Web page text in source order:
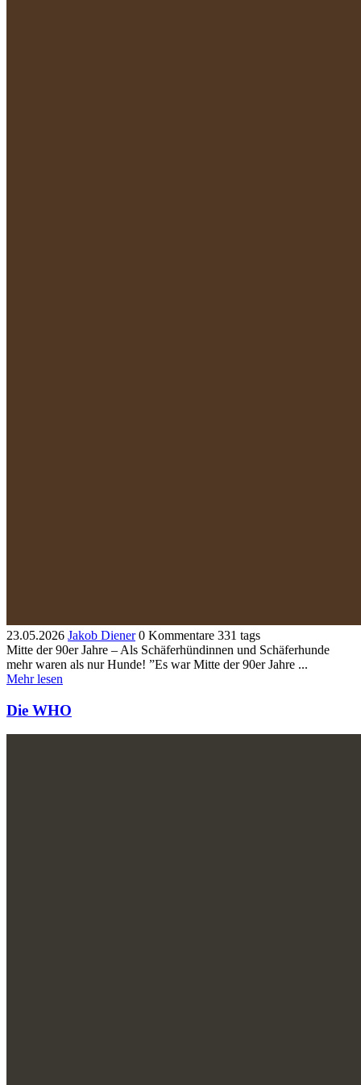
23.05.2026 Jakob Diener 0 Kommentare 331 tags
Mitte der 90er Jahre – Als Schäferhündinnen und Schäferhunde
mehr waren als nur Hunde! ”Es war Mitte der 90er Jahre ...
Mehr lesen
Die WHO